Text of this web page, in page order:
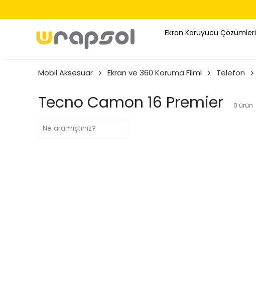
Ekran Koruyucu Çözümleri
Mobil Aksesuar Ekran ve 360 Koruma Filmi Telefon
Tecno Camon 16 Premier 0 ürün